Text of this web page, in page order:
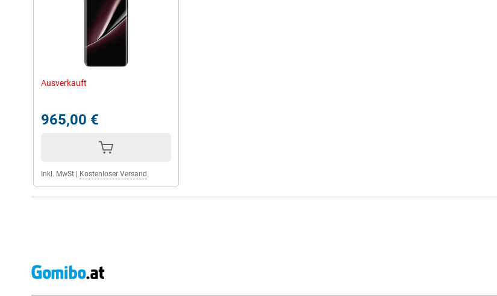
Ausverkauft
965,00 €
Inkl. MwSt Kostenloser Versand